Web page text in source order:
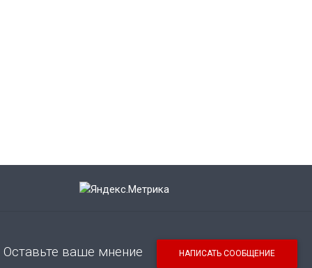
Оставьте ваше мнение НАПИСАТЬ СООБЩЕНИЕ